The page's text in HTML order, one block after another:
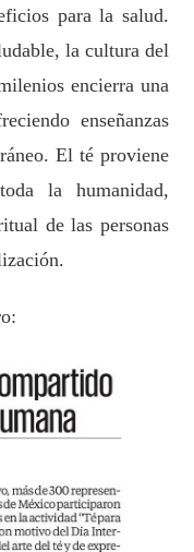
para la salud.
la cultura del
encierra una
enseñanzas
El té proviene
la humanidad,
de las personas